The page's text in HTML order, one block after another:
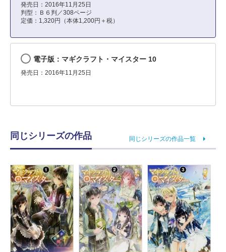
発売日：2016年11月25日
判型：Ｂ６判／308ページ
定価：1,320円（本体1,200円＋税）
電子版：マギクラフト・マイスター 10
発売日：2016年11月25日
同じシリーズの作品 同じシリーズの作品一覧